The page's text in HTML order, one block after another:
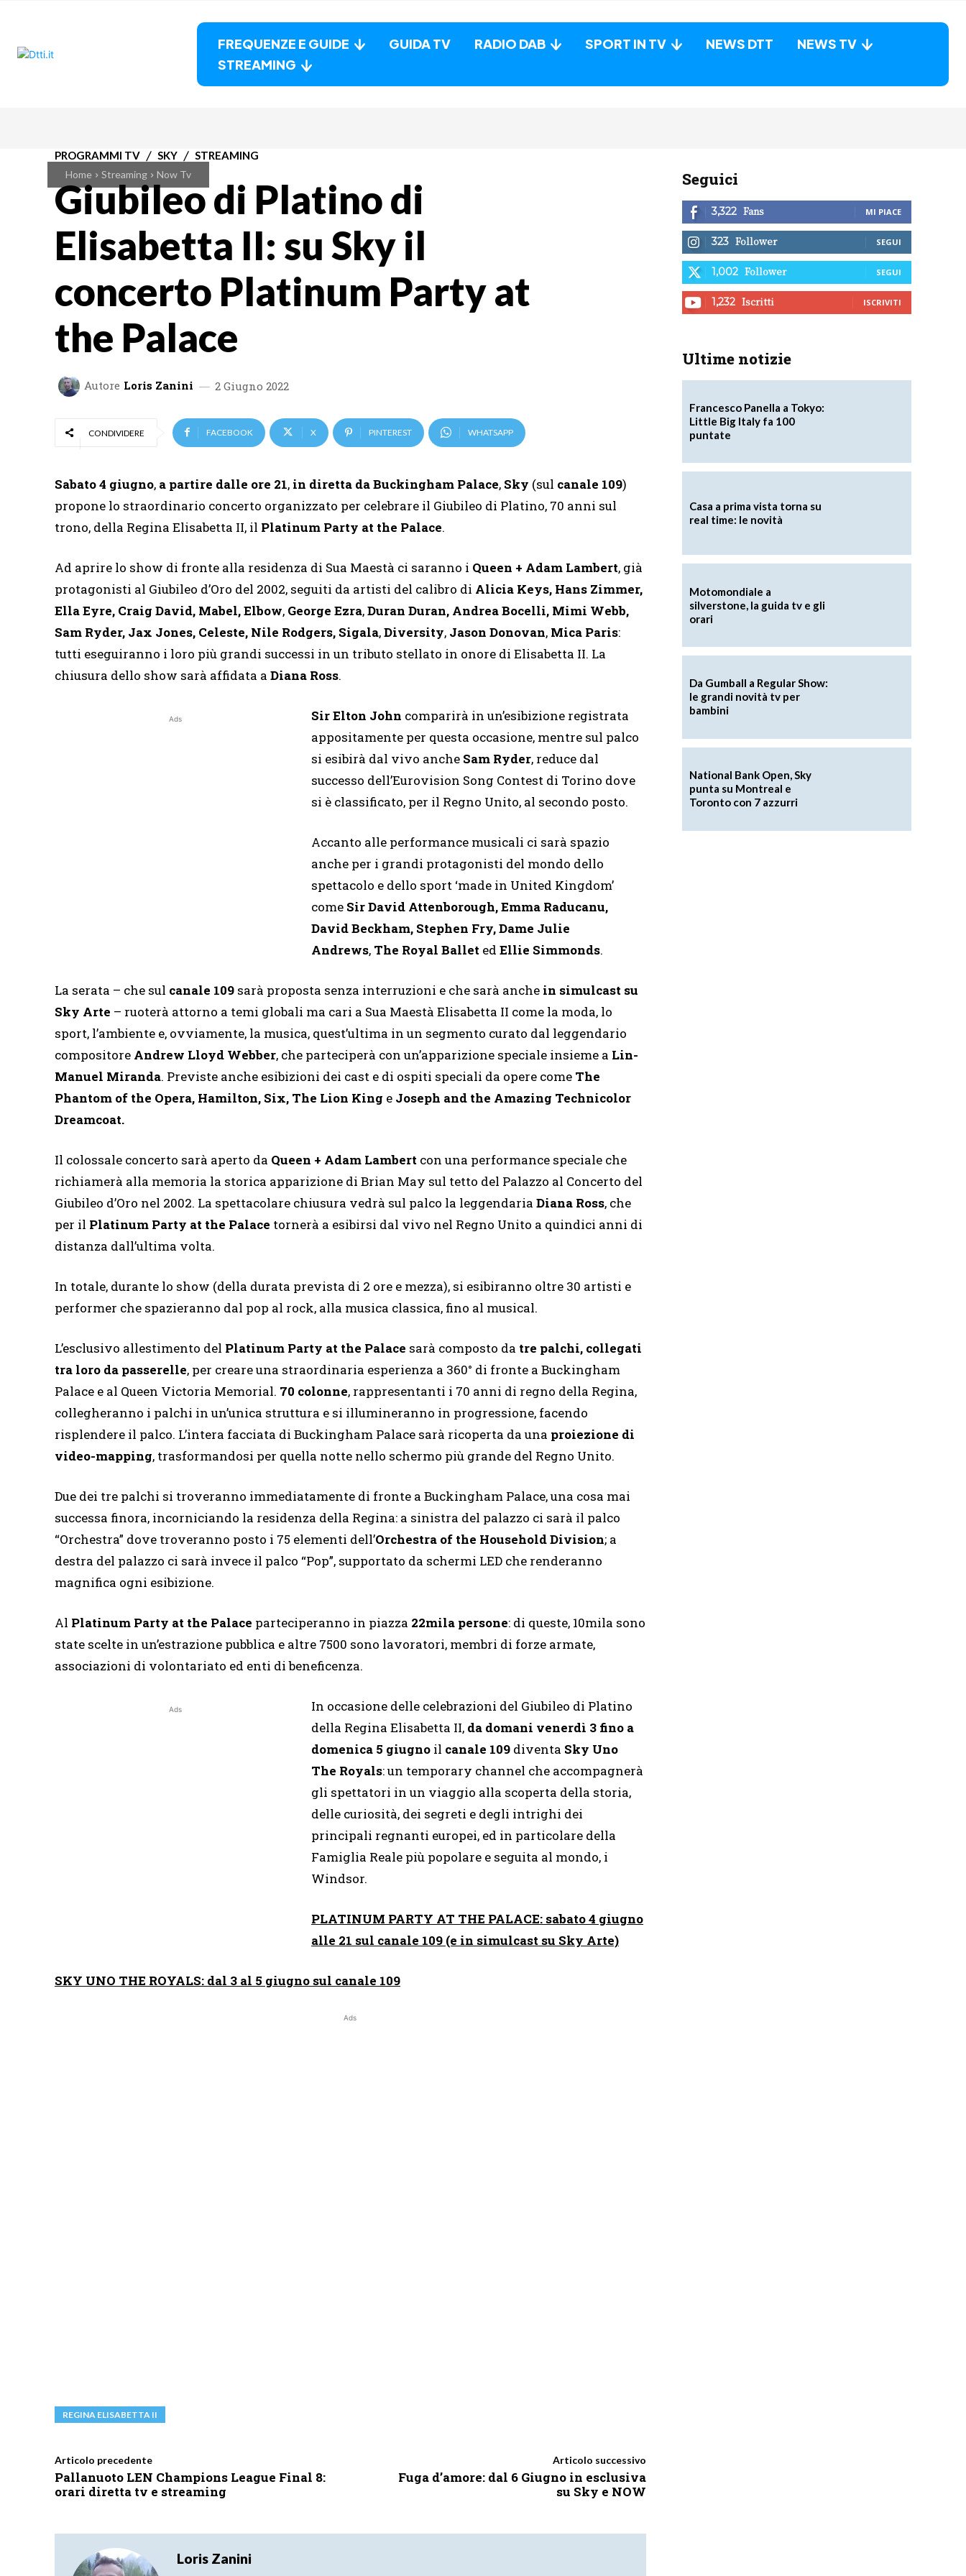
FREQUENZE E GUIDE GUIDA TV RADIO DAB SPORT IN TV NEWS DTT
NEWS TV
STREAMING
Home Streaming Now Tv
PROGRAMMI TV SKY STREAMING
Giubileo di Platino di
Elisabetta II: su Sky il
concerto Platinum Party at
the Palace
Autore Loris Zanini 2 Giugno 2022
CONDIVIDERE FACEBOOK X PINTEREST WHATSAPP
Sabato 4 giugno, a partire dalle ore 21, in diretta da Buckingham Palace, Sky (sul canale 109)
propone lo straordinario concerto organizzato per celebrare il Giubileo di Platino, 70 anni sul
trono, della Regina Elisabetta II, il Platinum Party at the Palace.
Ad aprire lo show di fronte alla residenza di Sua Maestà ci saranno i Queen + Adam Lambert, già
protagonisti al Giubileo d’Oro del 2002, seguiti da artisti del calibro di Alicia Keys, Hans Zimmer,
Ella Eyre, Craig David, Mabel, Elbow, George Ezra,Duran Duran, Andrea Bocelli, Mimi Webb,
Sam Ryder, Jax Jones, Celeste, Nile Rodgers, Sigala,Diversity, Jason Donovan, Mica Paris:
tutti eseguiranno i loro più grandi successi in un tributo stellato in onore di Elisabetta II. La
chiusura dello show sarà affidata a Diana Ross.
Ads Sir Elton John comparirà in un’esibizione registrata
appositamente per questa occasione, mentre sul palco
si esibirà dal vivo anche Sam Ryder, reduce dal
successo dell’Eurovision Song Contest di Torino dove
si è classificato, per il Regno Unito, al secondo posto.
Accanto alle performance musicali ci sarà spazio
anche per i grandi protagonisti del mondo dello
spettacolo e dello sport ‘made in United Kingdom’
come Sir David Attenborough, Emma Raducanu,
David Beckham, Stephen Fry, Dame Julie
Andrews, The Royal Ballet ed Ellie Simmonds.
La serata – che sul canale 109 sarà proposta senza interruzioni e che sarà anche in simulcast su
Sky Arte – ruoterà attorno a temi globali ma cari a Sua Maestà Elisabetta II come la moda, lo
sport, l’ambiente e, ovviamente, la musica, quest’ultima in un segmento curato dal leggendario
compositore Andrew Lloyd Webber, che parteciperà con un’apparizione speciale insieme a Lin-
Manuel Miranda. Previste anche esibizioni dei cast e di ospiti speciali da opere come The
Phantom of the Opera, Hamilton, Six, The Lion King e Joseph and the Amazing Technicolor
Dreamcoat.
Il colossale concerto sarà aperto da Queen + Adam Lambert con una performance speciale che
richiamerà alla memoria la storica apparizione di Brian May sul tetto del Palazzo al Concerto del
Giubileo d’Oro nel 2002. La spettacolare chiusura vedrà sul palco la leggendaria Diana Ross, che
per il Platinum Party at the Palace tornerà a esibirsi dal vivo nel Regno Unito a quindici anni di
distanza dall’ultima volta.
In totale, durante lo show (della durata prevista di 2 ore e mezza), si esibiranno oltre 30 artisti e
performer che spazieranno dal pop al rock, alla musica classica, fino al musical.
L’esclusivo allestimento del Platinum Party at the Palace sarà composto da tre palchi, collegati
tra loro da passerelle, per creare una straordinaria esperienza a 360° di fronte a Buckingham
Palace e al Queen Victoria Memorial. 70 colonne, rappresentanti i 70 anni di regno della Regina,
collegheranno i palchi in un’unica struttura e si illumineranno in progressione, facendo
risplendere il palco. L’intera facciata di Buckingham Palace sarà ricoperta da una proiezione di
video-mapping, trasformandosi per quella notte nello schermo più grande del Regno Unito.
Due dei tre palchi si troveranno immediatamente di fronte a Buckingham Palace, una cosa mai
successa finora, incorniciando la residenza della Regina: a sinistra del palazzo ci sarà il palco
“Orchestra” dove troveranno posto i 75 elementi dell’Orchestra of the Household Division; a
destra del palazzo ci sarà invece il palco “Pop”, supportato da schermi LED che renderanno
magnifica ogni esibizione.
Al Platinum Party at the Palace parteciperanno in piazza 22mila persone: di queste, 10mila sono
state scelte in un’estrazione pubblica e altre 7500 sono lavoratori, membri di forze armate,
associazioni di volontariato ed enti di beneficenza.
Ads
In occasione delle celebrazioni del Giubileo di Platino
della Regina Elisabetta II, da domani venerdì 3 fino a
domenica 5 giugno il canale 109 diventa Sky Uno
The Royals: un temporary channel che accompagnerà
gli spettatori in un viaggio alla scoperta della storia,
delle curiosità, dei segreti e degli intrighi dei
principali regnanti europei, ed in particolare della
Famiglia Reale più popolare e seguita al mondo, i
Windsor.
PLATINUM PARTY AT THE PALACE: sabato 4 giugno
alle 21 sul canale 109 (e in simulcast su Sky Arte)
SKY UNO THE ROYALS: dal 3 al 5 giugno sul canale 109
Ads
REGINA ELISABETTA II
Articolo precedente
Pallanuoto LEN Champions League Final 8:
orari diretta tv e streaming
Articolo successivo
Fuga d’amore: dal 6 Giugno in esclusiva
su Sky e NOW
Loris Zanini
Seguici
3,322 Fans MI PIACE
323 Follower SEGUI
1,002 Follower SEGUI
1,232 Iscritti ISCRIVITI
Ultime notizie
Francesco Panella a Tokyo:
Little Big Italy fa 100
puntate
Casa a prima vista torna su
real time: le novità
Motomondiale a
silverstone, la guida tv e gli
orari
Da Gumball a Regular Show:
le grandi novità tv per
bambini
National Bank Open, Sky
punta su Montreal e
Toronto con 7 azzurri